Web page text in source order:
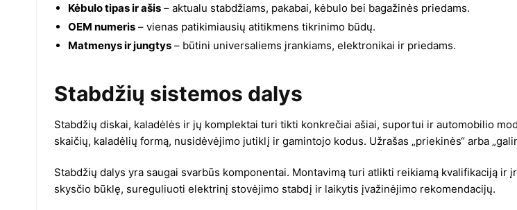
Kėbulo tipas ir ašis – aktualu stabdžiams, pakabai, kėbulo bei bagažinės priedams.
OEM numeris – vienas patikimiausių atitikmens tikrinimo būdų.
Matmenys ir jungtys – būtini universaliems įrankiams, elektronikai ir priedams.
Stabdžių sistemos dalys
Stabdžių diskai, kaladėlės ir jų komplektai turi tikti konkrečiai ašiai, suportui ir automobilio
skaičių, kaladėlių formą, nusidėvėjimo jutiklį ir gamintojo kodus. Užrašas „priekinės“ arba
Stabdžių dalys yra saugai svarbūs komponentai. Montavimą turi atlikti reikiamą kvalifikaciją
skysčio būklę, sureguliuoti elektrinį stovėjimo stabdį ir laikytis įvažinėjimo rekomendacijų.